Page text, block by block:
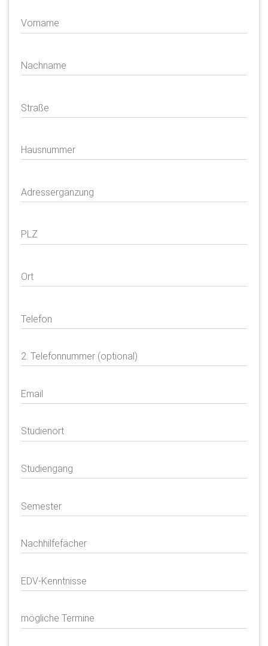
Vorname
Nachname
Straße
Hausnummer
Adressergänzung
PLZ
Ort
Telefon
2. Telefonnummer (optional)
Email
Studienort
Studiengang
Semester
Nachhilfefächer
EDV-Kenntnisse
mögliche Termine